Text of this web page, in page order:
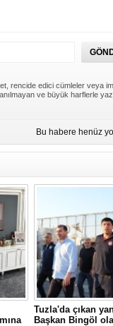
rencide edici cümleler veya
ve büyük harflerle
Bu habere henüz
Tuzla'da çıkan
Başkan Bingöl